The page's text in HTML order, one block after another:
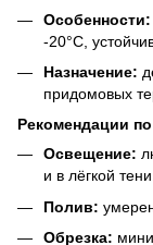
Особенности:
-20°C,
Назначение:
придомовых
Рекомендации
Освещение:
и в лёгкой
Полив:
Обрезка: